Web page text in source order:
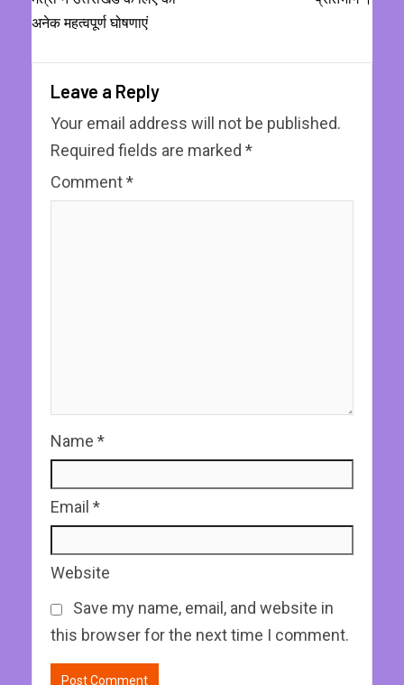
अनेक महत्वपूर्ण घोषणाएं
Leave a Reply
Your email address will not be published.
Required fields are marked *
Comment*
Name *
Email *
Website
Save my name, email, and website in
this browser for the next time I comment.